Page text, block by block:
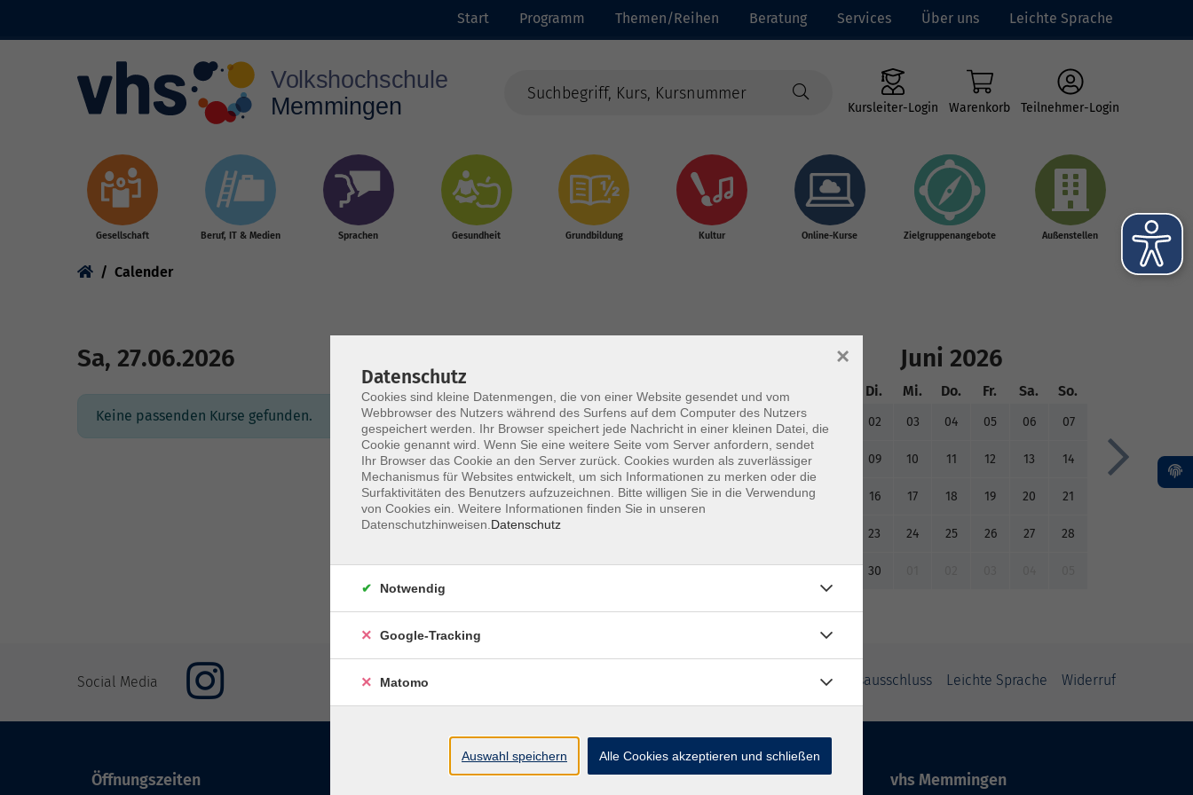
Start Programm Themen/Reihen Beratung Services Über uns Leichte Sprache
Kursleiter-Login Warenkorb Teilnehmer-Login
Gesellschaft Beruf, IT & Medien Sprachen Gesundheit Grundbildung Kultur Online-Kurse Zielgruppenangebote Außenstellen
Calender
Sa, 27.06.2026
Keine passenden Kurse gefunden.
Juni 2026
Di. Mi. Do. Fr. Sa. So.
02 03 04 05 06 07
09 10 11 12 13 14
16 17 18 19 20 21
23 24 25 26 27 28
30
Social Media Impressum Haftungsausschluss Leichte Sprache Widerruf
Öffnungszeiten Programm vhs Memmingen
Datenschutz
Cookies sind kleine Datenmengen, die von einer Website gesendet und vom
Webbrowser des Nutzers während des Surfens auf dem Computer des Nutzers
gespeichert werden. Ihr Browser speichert jede Nachricht in einer kleinen Datei, die
Cookie genannt wird. Wenn Sie eine weitere Seite vom Server anfordern, sendet
Ihr Browser das Cookie an den Server zurück. Cookies wurden als zuverlässiger
Mechanismus für Websites entwickelt, um sich Informationen zu merken oder die
Surfaktivitäten des Benutzers aufzuzeichnen. Bitte willigen Sie in die Verwendung
von Cookies ein. Weitere Informationen finden Sie in unseren
Datenschutzhinweisen. Datenschutz
×
Notwendig
Google-Tracking
Matomo
Auswahl speichern Alle Cookies akzeptieren und schließen